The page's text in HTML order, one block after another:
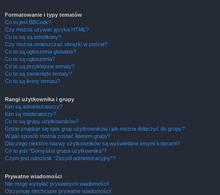
Formatowanie i typy tematów
Co to jest BBCode?
Czy można używać języka HTML?
Co to są są emotikony?
Czy można umieszczać obrazki w poście?
Co to są ogłoszenia globalne?
Co to są ogłoszenia?
Co to są przyklejone tematy?
Co to są zamknięte tematy?
Co to są ikony tematu?
Rangi użytkownika i grupy
Kim są administratorzy?
Kim są moderatorzy?
Co to są grupy użytkowników?
Gdzie znajduje się spis grup użytkowników i jak można dołączyć do grupy?
W jaki sposób można zostać liderem grupy?
Dlaczego niektóre nazwy użytkowników są wyświetlane innymi kolorami?
Co to jest “Domyślna grupa użytkownika”?
Czym jest odnośnik “Zespół administracyjny”?
Prywatne wiadomości
Nie mogę wysyłać prywatnych wiadomości!
Otrzymuję niechciane prywatne wiadomości!